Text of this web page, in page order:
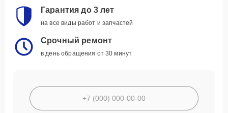
Гарантия до 3 лет
на все виды работ и запчастей
Срочный ремонт
в день обращения от 30 минут